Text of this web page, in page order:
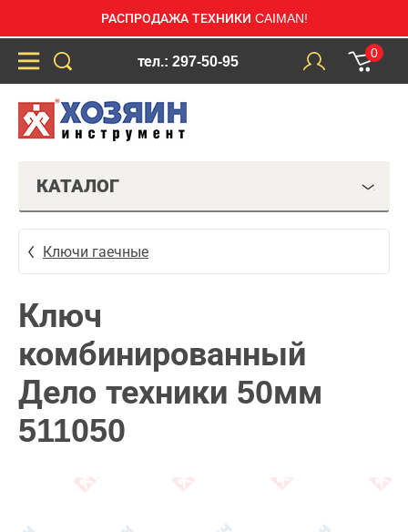
РАСПРОДАЖА ТЕХНИКИ CAIMAN!
тел.: 297-50-95
0
КАТАЛОГ
Ключи гаечные
Ключ
комбинированный
Дело техники 50мм
511050